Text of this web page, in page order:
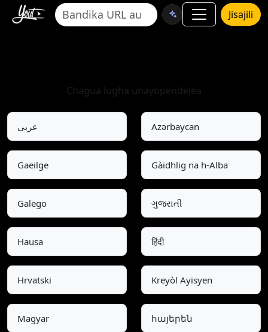
Jisajili
Chagua lugha unayopendelea
عربى Azərbaycan
Gaeilge Gàidhlig na h-Alba
Galego ગુજરાતી
Hausa हिंदी
Hrvatski Kreyòl Ayisyen
Magyar հայերեն